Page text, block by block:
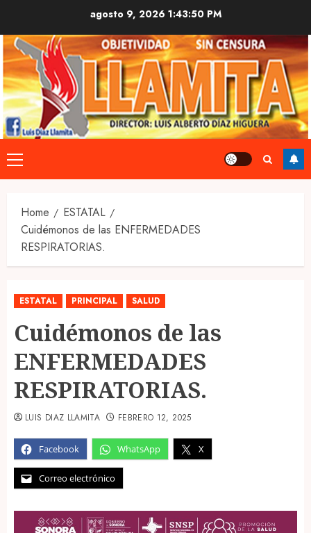
content
agosto 9, 20261:43:51 PM
Primary
Menu
Home
ESTATAL
Cuidémonos de las ENFERMEDADES
RESPIRATORIAS.
ESTATAL PRINCIPAL SALUD
Cuidémonos de las
ENFERMEDADES
RESPIRATORIAS.
Facebook WhatsApp X
Correo electrónico
LUIS DIAZ LLAMITA FEBRERO 12, 2025